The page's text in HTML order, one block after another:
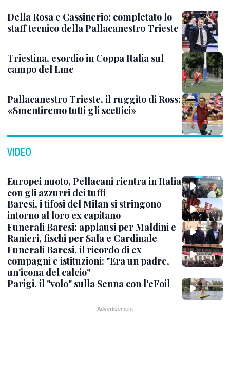
Della Rosa e Cassinerio: completato lo
staff tecnico della Pallacanestro Trieste
Triestina, esordio in Coppa Italia sul
campo del Lme
Pallacanestro Trieste, il ruggito di Ross:
«Smentiremo tutti gli scettici»
VIDEO
Europei nuoto, Pellacani rientra in Italia
con gli azzurri dei tuffi
Baresi, i tifosi del Milan si stringono
intorno al loro ex capitano
Funerali Baresi: applausi per Maldini e
Ranieri, fischi per Sala e Cardinale
Funerali Baresi, il ricordo di ex
compagni e istituzioni: "Era un padre,
un'icona del calcio"
Parigi, il "volo" sulla Senna con l'eFoil